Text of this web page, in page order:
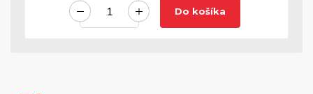
Do košíka